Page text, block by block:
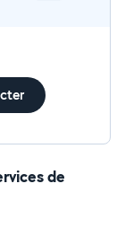
de